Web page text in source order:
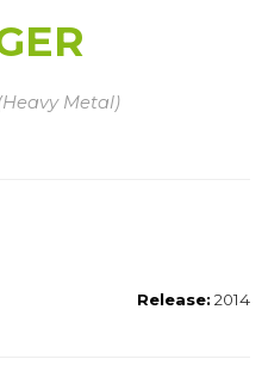
Metal)
Release: 2014